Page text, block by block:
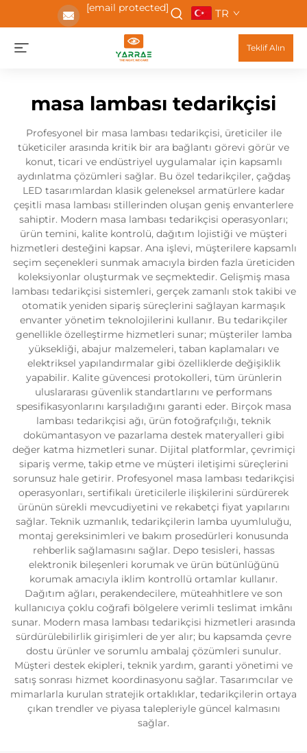
[email protected] TR
Teklif Alın
masa lambası tedarikçisi
Profesyonel bir masa lambası tedarikçisi, üreticiler ile
tüketiciler arasında kritik bir ara bağlantı görevi görür ve
konut, ticari ve endüstriyel uygulamalar için kapsamlı
aydınlatma çözümleri sağlar. Bu özel tedarikçiler, çağdaş
LED tasarımlardan klasik geleneksel armatürlere kadar
çeşitli masa lambası stillerinden oluşan geniş envanterlere
sahiptir. Modern masa lambası tedarikçisi operasyonları;
ürün temini, kalite kontrolü, dağıtım lojistiği ve müşteri
hizmetleri desteğini kapsar. Ana işlevi, müşterilere kapsamlı
seçim seçenekleri sunmak amacıyla birden fazla üreticiden
koleksiyonlar oluşturmak ve seçmektedir. Gelişmiş masa
lambası tedarikçisi sistemleri, gerçek zamanlı stok takibi ve
otomatik yeniden sipariş süreçlerini sağlayan karmaşık
envanter yönetim teknolojilerini kullanır. Bu tedarikçiler
genellikle özelleştirme hizmetleri sunar; müşteriler lamba
yüksekliği, abajur malzemeleri, taban kaplamaları ve
elektriksel yapılandırmalar gibi özelliklerde değişiklik
yapabilir. Kalite güvencesi protokolleri, tüm ürünlerin
uluslararası güvenlik standartlarını ve performans
spesifikasyonlarını karşıladığını garanti eder. Birçok masa
lambası tedarikçisi ağı, ürün fotoğrafçılığı, teknik
dokümantasyon ve pazarlama destek materyalleri gibi
değer katma hizmetleri sunar. Dijital platformlar, çevrimiçi
sipariş verme, takip etme ve müşteri iletişimi süreçlerini
sorunsuz hale getirir. Profesyonel masa lambası tedarikçisi
operasyonları, sertifikalı üreticilerle ilişkilerini sürdürerek
ürünün sürekli mevcudiyetini ve rekabetçi fiyat yapılarını
sağlar. Teknik uzmanlık, tedarikçilerin lamba uyumluluğu,
montaj gereksinimleri ve bakım prosedürleri konusunda
rehberlik sağlamasını sağlar. Depo tesisleri, hassas
elektronik bileşenleri korumak ve ürün bütünlüğünü
korumak amacıyla iklim kontrollü ortamlar kullanır.
Dağıtım ağları, perakendecilere, müteahhitlere ve son
kullanıcıya çoklu coğrafi bölgelere verimli teslimat imkânı
sunar. Modern masa lambası tedarikçisi hizmetleri arasında
sürdürülebilirlik girişimleri de yer alır; bu kapsamda çevre
dostu ürünler ve sorumlu ambalaj çözümleri sunulur.
Müşteri destek ekipleri, teknik yardım, garanti yönetimi ve
satış sonrası hizmet koordinasyonu sağlar. Tasarımcılar ve
mimarlarla kurulan stratejik ortaklıklar, tedarikçilerin ortaya
çıkan trendler ve piyasa talepleriyle güncel kalmasını
sağlar.